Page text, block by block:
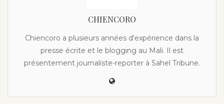
CHIENCORO
Chiencoro a plusieurs années d'expérience dans la
presse écrite et le blogging au Mali. Il est
présentement journaliste-reporter à Sahel Tribune.